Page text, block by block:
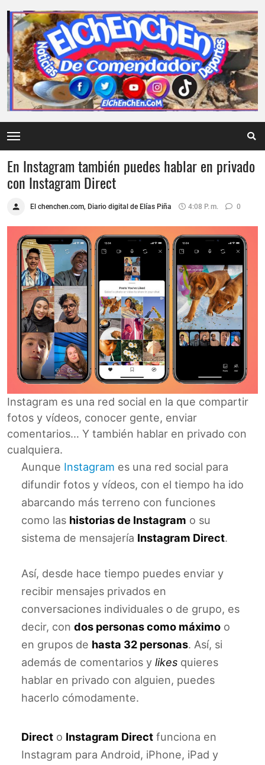
En Instagram también puedes hablar en privado
con Instagram Direct
El chenchen.com, Diario digital de Elías Piña 4:08 P. M. 0
Instagram es una red social en la que compartir
fotos y vídeos, conocer gente, enviar
comentarios… Y también hablar en privado con
cualquiera.
Aunque Instagram es una red social para
difundir fotos y vídeos, con el tiempo ha ido
abarcando más terreno con funciones
como las historias de Instagram o su
sistema de mensajería Instagram Direct.
Así, desde hace tiempo puedes enviar y
recibir mensajes privados en
conversaciones individuales o de grupo, es
decir, con dos personas como máximo o
en grupos de hasta 32 personas. Así, si
además de comentarios y likes quieres
hablar en privado con alguien, puedes
hacerlo cómodamente.
Direct o Instagram Direct funciona en
Instagram para Android, iPhone, iPad y